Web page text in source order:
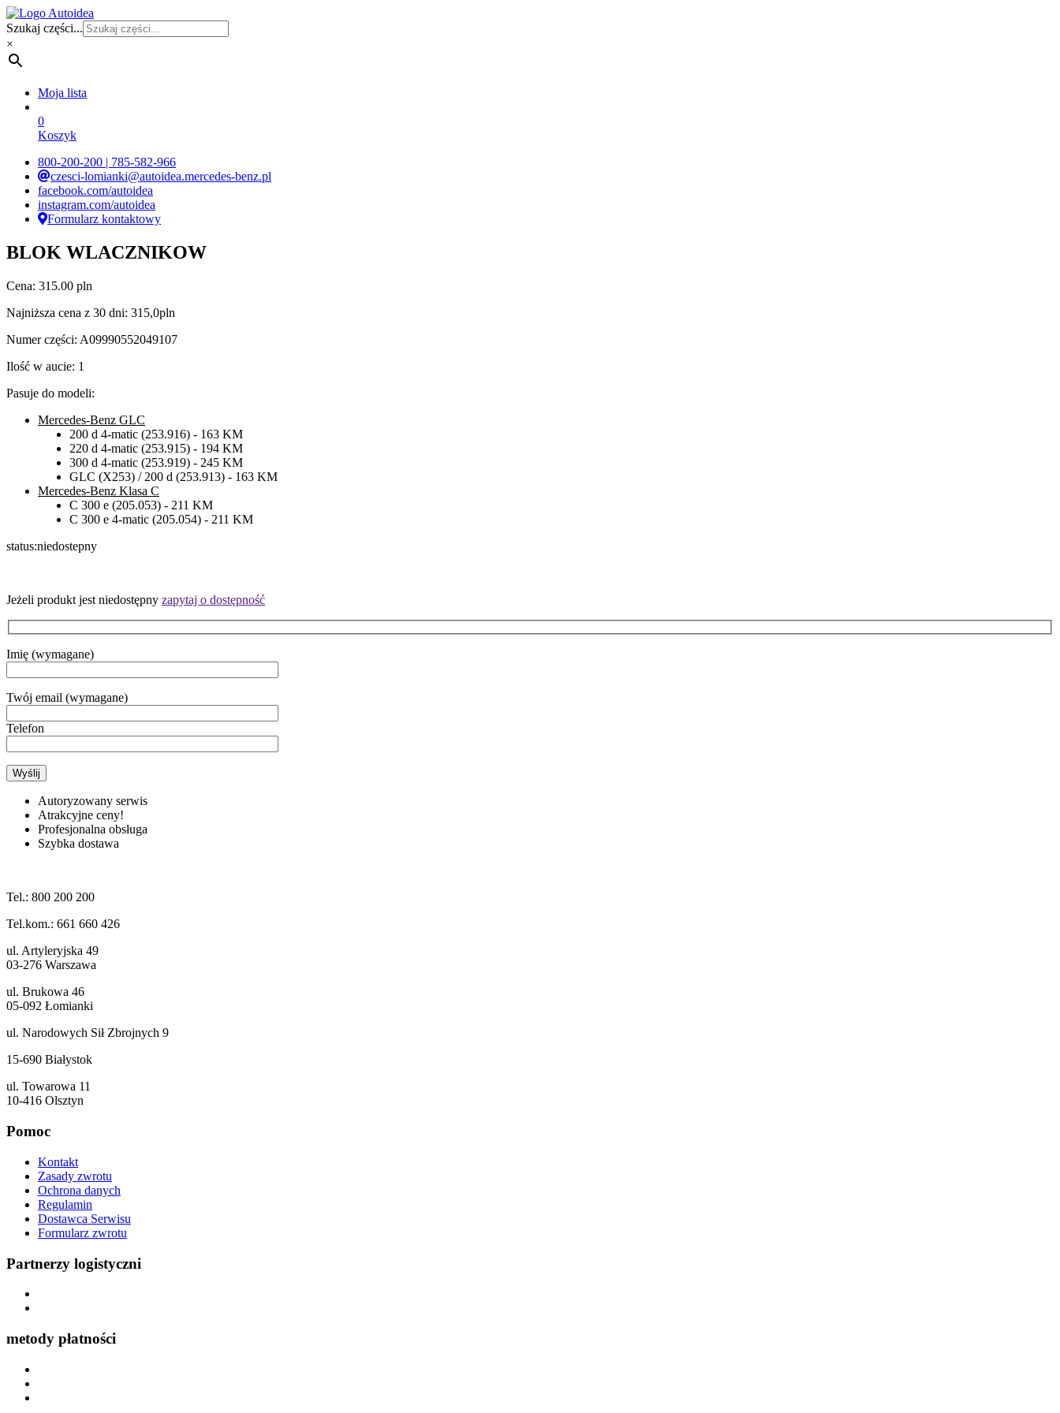
Szukaj części...
×
Moja lista
0
Koszyk
800-200-200 | 785-582-966
czesci-lomianki@autoidea.mercedes-benz.pl
facebook.com/autoidea
instagram.com/autoidea
Formularz kontaktowy
BLOK WLACZNIKOW
Cena: 315.00 pln
Najniższa cena z 30 dni: 315,0pln
Numer części: A09990552049107
Ilość w aucie: 1
Pasuje do modeli:
Mercedes-Benz GLC
200 d 4-matic (253.916) - 163 KM
220 d 4-matic (253.915) - 194 KM
300 d 4-matic (253.919) - 245 KM
GLC (X253) / 200 d (253.913) - 163 KM
Mercedes-Benz Klasa C
C 300 e (205.053) - 211 KM
C 300 e 4-matic (205.054) - 211 KM
status:niedostepny
Jeżeli produkt jest niedostępny zapytaj o dostępność
Imię (wymagane)
Twój email (wymagane)
Telefon
Autoryzowany serwis
Atrakcyjne ceny!
Profesjonalna obsługa
Szybka dostawa
Tel.: 800 200 200
Tel.kom.: 661 660 426
ul. Artyleryjska 49
03-276 Warszawa
ul. Brukowa 46
05-092 Łomianki
ul. Narodowych Sił Zbrojnych 9
15-690 Białystok
ul. Towarowa 11
10-416 Olsztyn
Pomoc
Kontakt
Zasady zwrotu
Ochrona danych
Regulamin
Dostawca Serwisu
Formularz zwrotu
Partnerzy logistyczni
metody płatności